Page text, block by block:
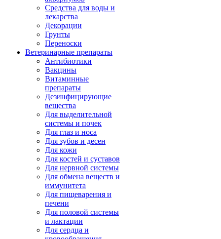
Средства для воды и
лекарства
Декорации
Грунты
Переноски
Ветеринарные препараты
Антибиотики
Вакцины
Витаминные
препараты
Дезинфицирующие
вещества
Для выделительной
системы и почек
Для глаз и носа
Для зубов и десен
Для кожи
Для костей и суставов
Для нервной системы
Для обмена веществ и
иммунитета
Для пищеварения и
печени
Для половой системы
и лактации
Для сердца и